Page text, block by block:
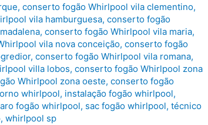
, conserto fogão Whirlpool vila clementino,
vila hamburguesa, conserto fogão
, conserto fogão Whirlpool vila maria,
vila nova conceição, conserto fogão
, conserto fogão Whirlpool vila romana,
villa lobos, conserto fogão Whirlpool zona
Whirlpool zona oeste, conserto fogão
whirlpool, instalação fogão whirlpool,
fogão whirlpool, sac fogão whirlpool, técnico
, whirlpool sp